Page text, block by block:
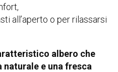
all’aperto o per rilassarsi
albero che
e una fresca